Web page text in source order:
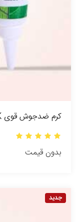
کرم ضدجوش قوی K بیوکلین
بدون قیمت
جدید